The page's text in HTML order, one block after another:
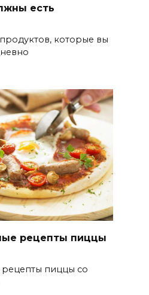
есть
которые вы
рецепты пиццы
пиццы со